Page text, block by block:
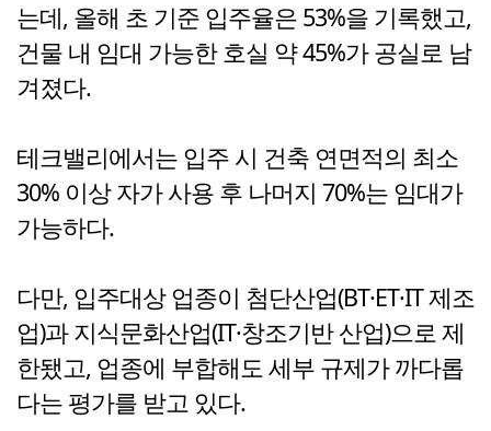
는데, 올해 초 기준 입주율은 53%을 기록했고,
건물 내 임대 가능한 호실 약 45%가 공실로 남
겨졌다.
테크밸리에서는 입주 시 건축 연면적의 최소
30% 이상 자가 사용 후 나머지 70%는 임대가
가능하다.
다만, 입주대상 업종이 첨단산업(BT·ET·IT 제조
업)과 지식문화산업(IT·창조기반 산업)으로 제
한됐고, 업종에 부합해도 세부 규제가 까다롭
다는 평가를 받고 있다.